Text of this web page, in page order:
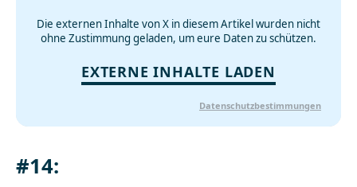
Die externen Inhalte von X in diesem Artikel wurden nicht
ohne Zustimmung geladen, um eure Daten zu schützen.
EXTERNE INHALTE LADEN
Datenschutzbestimmungen
#14: